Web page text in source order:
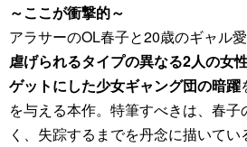
～ここが衝撃的～
アラサーのOL春子と20歳のギャル
虐げられるタイプの異なる2人の女
ゲットにした少女ギャング団の暗躍
を与える本作。特筆すべきは、春
く、失踪するまでを丹念に描いて